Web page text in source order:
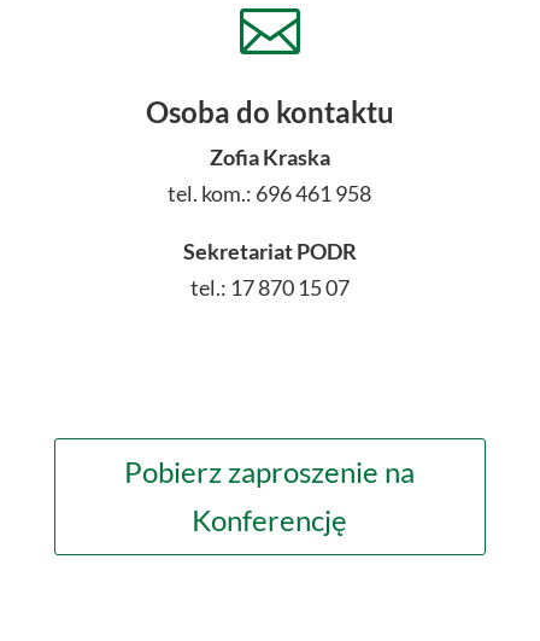

Osoba do kontaktu
Zofia Kraska
tel. kom.: 696 461 958
Sekretariat PODR
tel.: 17 870 15 07
Pobierz zaproszenie na
Konferencję